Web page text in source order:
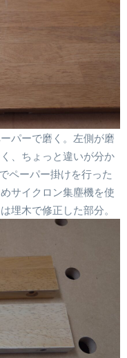
パーで磨く。左側が磨
、ちょっと違いが分か
ペーパー掛けを行った
サイクロン集塵機を使
埋木で修正した部分。